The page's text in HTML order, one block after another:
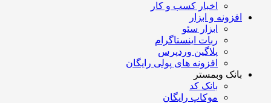
اخبار کسب و کار
و ابزار
ابزار سئو
ربات اینستاگرام
پلاگین وردپرس
افزونه های پولی رایگان
وبمستر
بانک کد
موکاپ رایگان